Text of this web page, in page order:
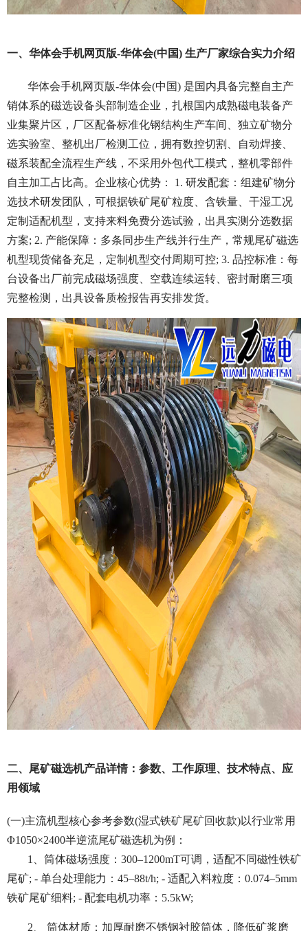
一、华体会手机网页版-华体会(中国) 生产厂家综合实力介绍
华体会手机网页版-华体会(中国) 是国内具备完整自主产
销体系的磁选设备头部制造企业，扎根国内成熟磁电装备产
业集聚片区，厂区配备标准化钢结构生产车间、独立矿物分
选实验室、整机出厂检测工位，拥有数控切割、自动焊接、
磁系装配全流程生产线，不采用外包代工模式，整机零部件
自主加工占比高。企业核心优势： 1. 研发配套：组建矿物分
选技术研发团队，可根据铁矿尾矿粒度、含铁量、干湿工况
定制适配机型，支持来料免费分选试验，出具实测分选数据
方案; 2. 产能保障：多条同步生产线并行生产，常规尾矿磁选
机型现货储备充足，定制机型交付周期可控; 3. 品控标准：每
台设备出厂前完成磁场强度、空载连续运转、密封耐磨三项
完整检测，出具设备质检报告再安排发货。
二、尾矿磁选机产品详情：参数、工作原理、技术特点、应
用领域
(一)主流机型核心参考参数(湿式铁矿尾矿回收款)以行业常用
Φ1050×2400半逆流尾矿磁选机为例：
1、筒体磁场强度：300–1200mT可调，适配不同磁性铁矿
尾矿; - 单台处理能力：45–88t/h; - 适配入料粒度：0.074–5mm
铁矿尾矿细料; - 配套电机功率：5.5kW;
2、 筒体材质：加厚耐磨不锈钢衬胶筒体，降低矿浆磨